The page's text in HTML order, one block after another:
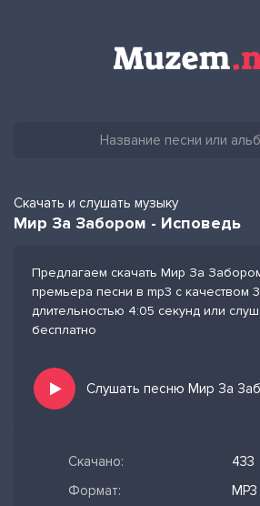
Скачать и слушать музыку
Мир За Забором - Исповедь
Предлагаем скачать Мир За
премьера песни в mp3 с качеством
длительностью 4:05 секунд или
бесплатно
Скачано:
433
Формат:
MP3